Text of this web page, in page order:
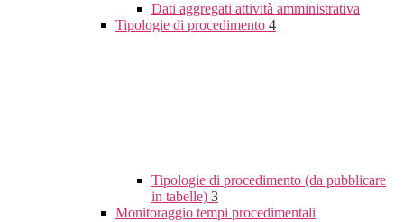
Dati aggregati attività amministrativa
Tipologie di procedimento 4
Tipologie di procedimento (da pubblicare
in tabelle) 3
Monitoraggio tempi procedimentali